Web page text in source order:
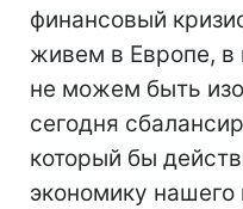
финансовый
живем в Европе,
не можем быть
сегодня
который бы
экономику нашего